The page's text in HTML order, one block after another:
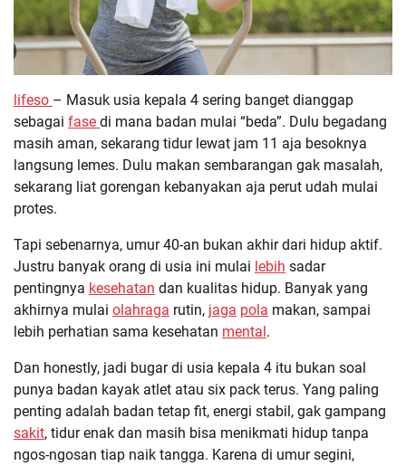
lifeso – Masuk usia kepala 4 sering banget dianggap
sebagai fase di mana badan mulai “beda”. Dulu begadang
masih aman, sekarang tidur lewat jam 11 aja besoknya
langsung lemes. Dulu makan sembarangan gak masalah,
sekarang liat gorengan kebanyakan aja perut udah mulai
protes.
Tapi sebenarnya, umur 40-an bukan akhir dari hidup aktif.
Justru banyak orang di usia ini mulai lebih sadar
pentingnya kesehatan dan kualitas hidup. Banyak yang
akhirnya mulai olahraga rutin, jaga pola makan, sampai
lebih perhatian sama kesehatan mental.
Dan honestly, jadi bugar di usia kepala 4 itu bukan soal
punya badan kayak atlet atau six pack terus. Yang paling
penting adalah badan tetap fit, energi stabil, gak gampang
sakit, tidur enak dan masih bisa menikmati hidup tanpa
ngos-ngosan tiap naik tangga. Karena di umur segini,